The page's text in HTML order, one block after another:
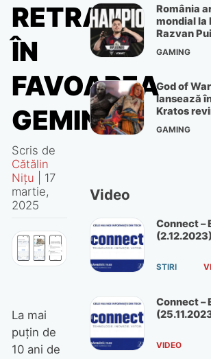
RETRAS
ÎN
FAVOAREA
GEMINI
Scris de
Cătălin
Nițu
17
martie,
2025
La mai
puțin de
10 ani de
România
mondial la
Razvan
câștigă
GAMING
God of
lansează
Kratos
God of War
GAMING
Video
Connect –
(2.12.2023)
STIRI
Connect –
VIDEO